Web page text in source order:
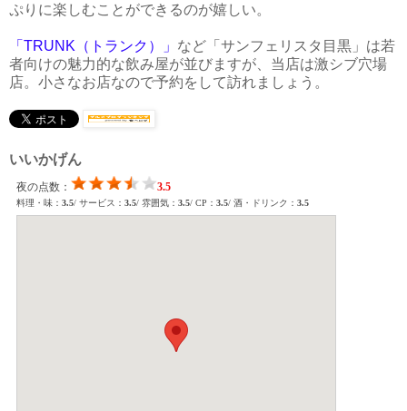
ぷりに楽しむことができるのが嬉しい。
「TRUNK（トランク）」 など「サンフェリスタ目黒」は若
者向けの魅力的な飲み屋が並びますが、当店は激シブ穴場
店。小さなお店なので予約をして訪れましょう。
いいかげん